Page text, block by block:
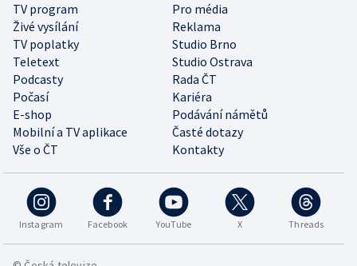
TV program
Pro média
Živé vysílání
Reklama
TV poplatky
Studio Brno
Teletext
Studio Ostrava
Podcasty
Rada ČT
Počasí
Kariéra
E-shop
Podávání námětů
Mobilní a TV aplikace
Časté dotazy
Vše o ČT
Kontakty
Instagram Facebook YouTube X Threads